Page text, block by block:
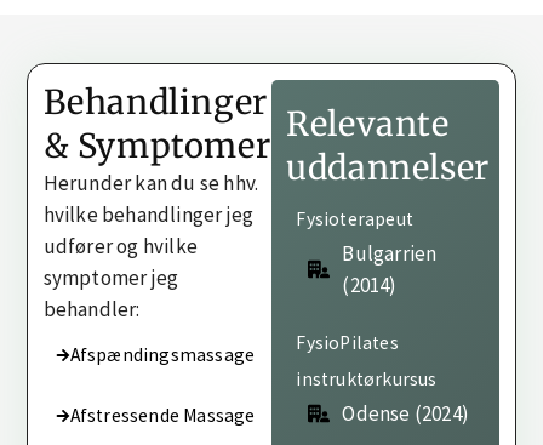
Behandlinger
& Symptomer
Herunder kan du se hhv.
hvilke behandlinger jeg
udfører og hvilke
symptomer jeg
behandler:
Afspændingsmassage
Afstressende Massage
Relevante
uddannelser
Fysioterapeut
Bulgarrien
(2014)
FysioPilates
instruktørkursus
Odense (2024)